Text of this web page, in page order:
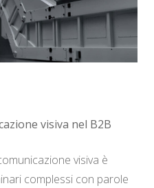
visiva nel B2B
visiva è
complessi con parole